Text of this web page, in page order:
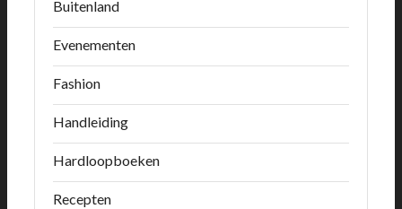
Buitenland
Evenementen
Fashion
Handleiding
Hardloopboeken
Recepten